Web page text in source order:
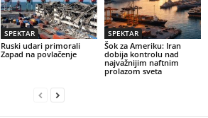
SPEKTAR
Ruski udari primorali
Zapad na povlačenje
SPEKTAR
Šok za Ameriku: Iran
dobija kontrolu nad
najvažnijim naftnim
prolazom sveta